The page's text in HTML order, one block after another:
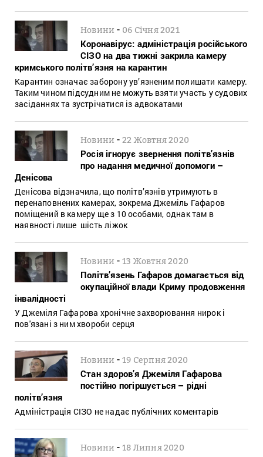
Новини - 06 Січня 2021
Коронавірус: адміністрація російського
СІЗО на два тижні закрила камеру
кримського політв’язня на карантин
Карантин означає заборону ув’язненим полишати камеру.
Таким чином підсудним не можуть взяти участь у судових
засіданнях та зустрічатися із адвокатами
Новини -22 Жовтня 2020
Росія ігнорує звернення політв’язнів
про надання медичної допомоги –
Денісова
Денісова відзначила, що політв’язнів утримують в
перенаповнених камерах, зокрема Джеміль Гафаров
поміщений в камеру ще з 10 особами, однак там в
наявності лише шість ліжок
Новини -13 Жовтня 2020
Політв’язень Гафаров домагається від
окупаційної влади Криму продовження
інвалідності
У Джеміля Гафарова хронічне захворювання нирок і
пов'язані з ним хвороби серця
Новини -19 Серпня 2020
Стан здоров’я Джеміля Гафарова
постійно погіршується – рідні
політв’язня
Адміністрація СІЗО не надає публічних коментарів
Новини -18 Липня 2020